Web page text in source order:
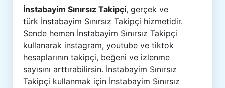
İnstabayim Sınırsız Takipçi, gerçek ve
türk İnstabayim Sınırsız Takipçi hizmetidir.
Sende hemen İnstabayim Sınırsız Takipçi
kullanarak instagram, youtube ve tiktok
hesaplarının takipçi, beğeni ve izlenme
sayısını arttırabilirsin. İnstabayim Sınırsız
Takipçi kullanmak için İnstabayim Sınırsız